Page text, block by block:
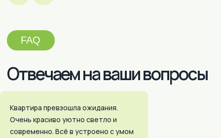
Квартира превзошла ожидания.
Очень красиво уютно светло и
современно. Всё в устроено с умом